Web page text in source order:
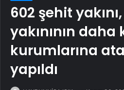
602 şehit
yakınının daha
kurumlarına
yapıldı